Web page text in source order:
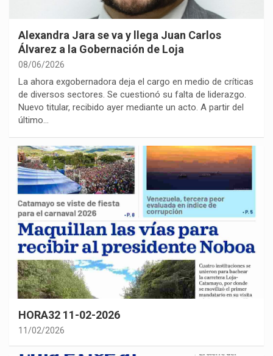
Alexandra Jara se va y llega Juan Carlos
Álvarez a la Gobernación de Loja
08/06/2026
La ahora exgobernadora deja el cargo en medio de críticas
de diversos sectores. Se cuestionó su falta de liderazgo.
Nuevo titular, recibido ayer mediante un acto. A partir del
último…
HORA32 11-02-2026
11/02/2026